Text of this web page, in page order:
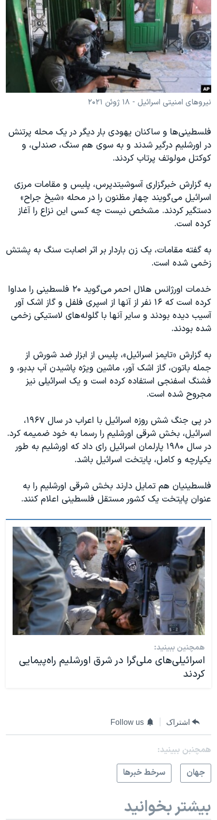
فرهنگ و زندگی
حقوق شهروندی
اقتصادی
علم و فناوری
اسرائیل در جنگ
مستندها
انتخابات ریاست جمهوری آمریکا ۲۰۲۴
حمله جمهوری اسلامی به اسرائیل
رمز مهسا
ورزش زنان در ایران
تریبونال مردمی آبان ۹۸
دادگاه حمید نوری
قانون شفافیت دارائی کادر رهبری ایران
اعتراضات مردمی آبان ۹۸
اسرائیل در جنگ
همایش محافظه‌کاران آمریکا «سی‌پک»
سفر پرزیدنت ترامپ به چین
دنبال کنید
زبانهای مختلف
نیروهای امنیتی اسرائیل - ۱۸ ژوئن ۲۰۲۱
فلسطینی‌ها و ساکنان یهودی بار دیگر در یک محله پرتنش
در اورشلیم درگیر شدند و به سوی هم سنگ، صندلی، و
کوکتل مولوتف پرتاب کردند.
به گزارش خبرگزاری آسوشیتدپرس، پلیس و مقامات مرزی
اسرائیل می‌گویند چهار مظنون را در محله «شیخ جراح»
دستگیر کردند. مشخص نیست چه کسی این نزاع را آغاز
کرده است.
به گفته مقامات، یک زن باردار بر اثر اصابت سنگ به پشتش
زخمی شده است.
خدمات اورژانس هلال احمر می‌گوید ۲۰ فلسطینی را مداوا
کرده است که ۱۶ نفر از آنها از اسپری فلفل و گاز اشک آور
آسیب دیده بودند و سایر آنها با گلوله‌های لاستیکی زخمی
شده بودند.
به گزارش «تایمز اسرائیل»، پلیس از ابزار ضد شورش از
جمله باتون، گاز اشک آور، ماشین ویژه پاشیدن آب بدبو، و
فشنگ اسفنجی استفاده کرده است و یک اسرائیلی نیز
مجروح شده است.
در پی‌ جنگ شش روزه اسرائیل با اعراب در سال ۱۹۶۷،
اسرائیل، بخش شرقی اورشلیم را رسما به خود ضمیمه کرد.
در سال ۱۹۸۰ پارلمان اسرائیل رای داد که اورشلیم به طور
یکپارچه و کامل، پایتخت اسرائیل باشد.
فلسطینیان هم تمایل دارند بخش شرقی اورشلیم را به
عنوان پایتخت یک کشور مستقل فلسطینی اعلام کنند.
همچنین ببینید:
اسرائيلی‌های ملی‌گرا در شرق اورشلیم راه‌پیمایی
کردند
اشتراک Follow us
همچنبن ببینید:
جهان
سرخط خبرها
بیشتر بخوانید